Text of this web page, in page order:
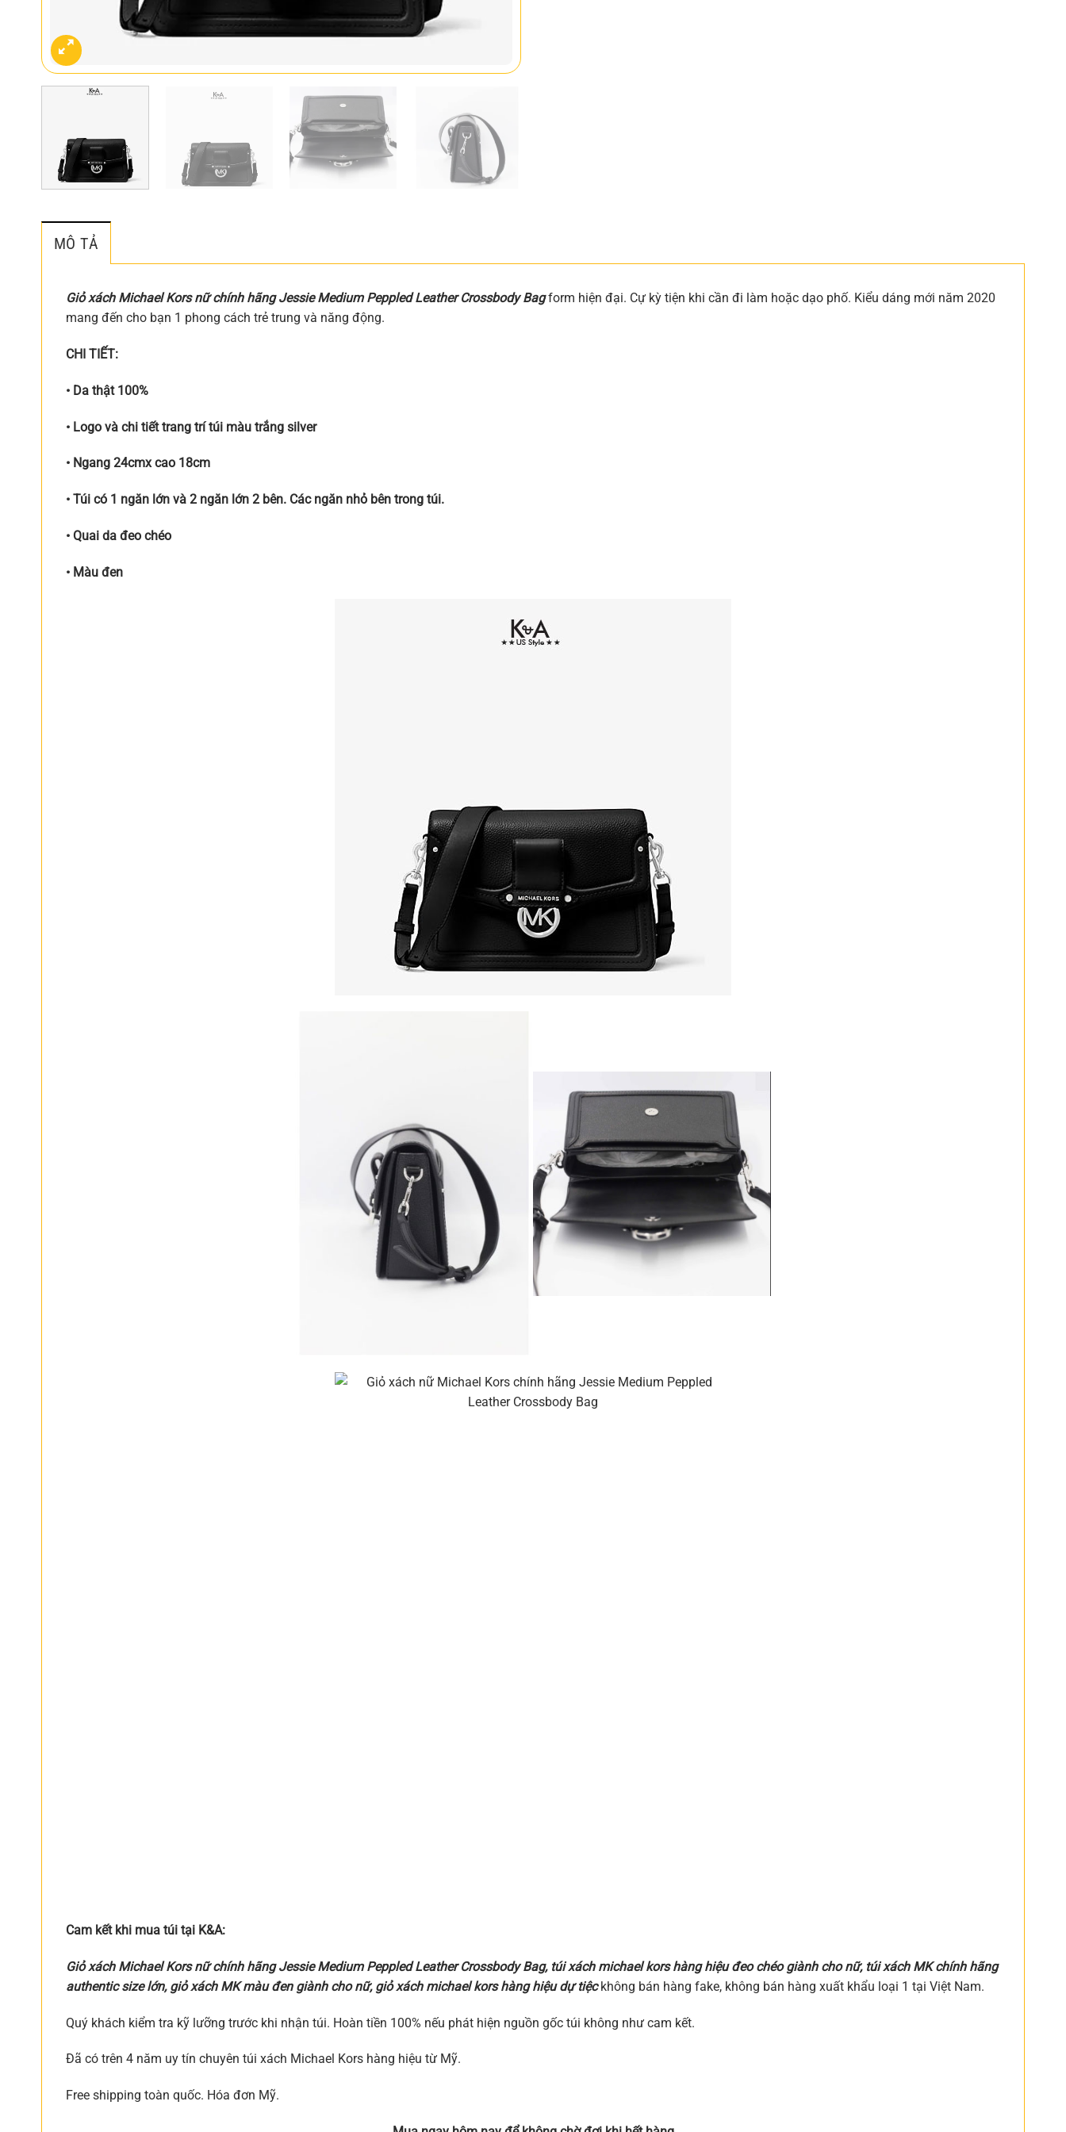
MÔ TẢ
Giỏ xách Michael Kors nữ chính hãng Jessie Medium Peppled Leather Crossbody Bagform hiện đại. Cự kỳ tiện khi cần đi làm hoặc dạo phố. Kiểu dáng mới năm 2020
mang đến cho bạn 1 phong cách trẻ trung và năng động.
CHI TIẾT:
• Da thật 100%
• Logo và chi tiết trang trí túi màu trắng silver
• Ngang 24cmx cao 18cm
• Túi có 1 ngăn lớn và 2 ngăn lớn 2 bên. Các ngăn nhỏ bên trong túi.
• Quai da đeo chéo
• Màu đen
Cam kết khi mua túi tại K&A:
Giỏ xách Michael Kors nữ chính hãng Jessie Medium Peppled Leather Crossbody Bag, túi xách michael kors hàng hiệu đeo chéo giành cho nữ, túi xách MK chính hãng
authentic size lớn, giỏ xách MK màu đen giành cho nữ, giỏ xách michael kors hàng hiệu dự tiệc không bán hàng fake, không bán hàng xuất khẩu loại 1 tại Việt Nam.
Quý khách kiểm tra kỹ lưỡng trước khi nhận túi. Hoàn tiền 100% nếu phát hiện nguồn gốc túi không như cam kết.
Đã có trên 4 năm uy tín chuyên túi xách Michael Kors hàng hiệu từ Mỹ.
Free shipping toàn quốc. Hóa đơn Mỹ.